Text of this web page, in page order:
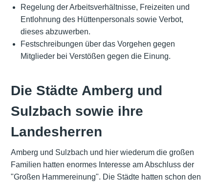
Regelung der Arbeitsverhältnisse, Freizeiten und
Entlohnung des Hüttenpersonals sowie Verbot,
dieses abzuwerben.
Festschreibungen über das Vorgehen gegen
Mitglieder bei Verstößen gegen die Einung.
Die Städte Amberg und
Sulzbach sowie ihre
Landesherren
Amberg und Sulzbach und hier wiederum die großen
Familien hatten enormes Interesse am Abschluss der
"Großen Hammereinung". Die Städte hatten schon den